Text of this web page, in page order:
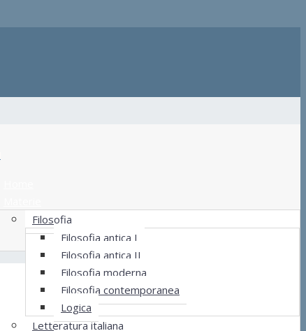
Filosofia
Filosofia antica I
Filosofia antica II
Filosofia moderna
Filosofia contemporanea
Logica
Letteratura italiana